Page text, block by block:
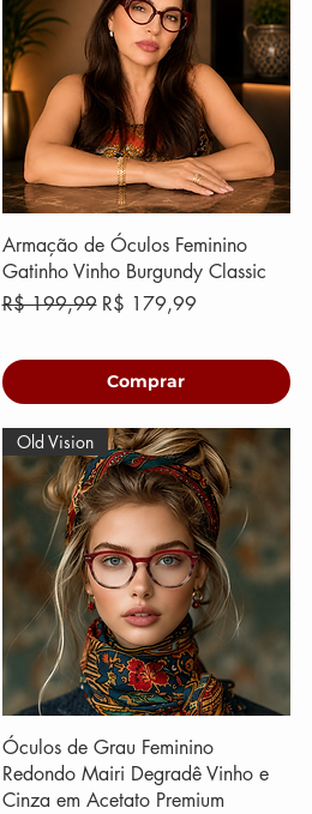
Armação de Óculos Feminino
Gatinho Vinho Burgundy Classic
Preço normal
R$ 199,99 Preço promocional
R$ 179,99
Comprar
Old Vision
Óculos de Grau Feminino
Redondo Mairi Degradê Vinho e
Cinza em Acetato Premium